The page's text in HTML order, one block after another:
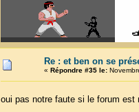
Re : et ben on se
« Répondre #35 le:
oui pas notre faute si le forum